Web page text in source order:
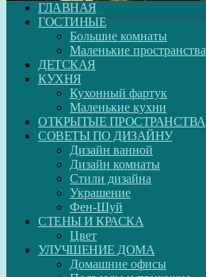
ГЛАВНАЯ
ГОСТИНЫЕ
Большие комнаты
Маленькие пространства
ДЕТСКАЯ
КУХНЯ
Кухонный фартук
Маленькие кухни
ОТКРЫТЫЕ ПРОСТРАНСТВА
СОВЕТЫ ПО ДИЗАЙНУ
Дизайн ванной
Дизайн комнаты
Стили дизайна
Украшение
Фен-Шуй
СТЕНЫ И КРАСКА
Цвет
УЛУЧШЕНИЕ ДОМА
Домашние офисы